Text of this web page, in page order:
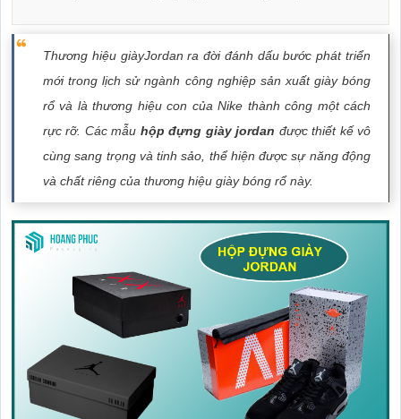
Thương hiệu giàyJordan ra đời đánh dấu bước phát triển
mới trong lịch sử ngành công nghiệp sản xuất giày bóng
rổ và là thương hiệu con của Nike thành công một cách
rực rỡ. Các mẫu hộp đựng giày jordan được thiết kế vô
cùng sang trọng và tinh sảo, thể hiện được sự năng động
và chất riêng của thương hiệu giày bóng rổ này.